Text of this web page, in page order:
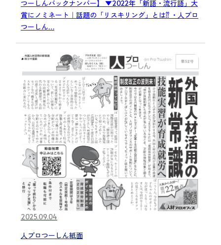
つーしんバックナンバー】 ▼2022年「新語・流行語」大
賞にノミネート｜話題の「リスキリング」とは⁇ ・人プロ
つーしん…
2025.09.04
人プロつーしん紙面